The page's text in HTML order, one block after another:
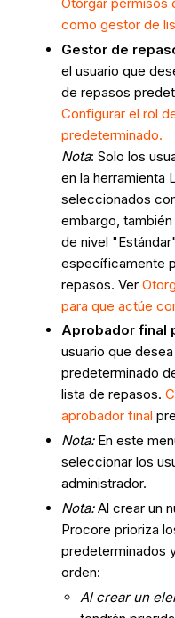
como gestor de
Gestor de
el usuario que
de repasos
Configurar el rol
predeterminado.
Nota: Solo los
en la herramienta
seleccionados
embargo,
de nivel
específicamente
repasos. Ver
para que actúe
Aprobador final
usuario que
predeterminado
lista de repasos.
aprobador final
Nota:En este
seleccionar los
administrador.
Nota:Al crear un
Procore prioriza
predeterminados
orden:
Al crear un